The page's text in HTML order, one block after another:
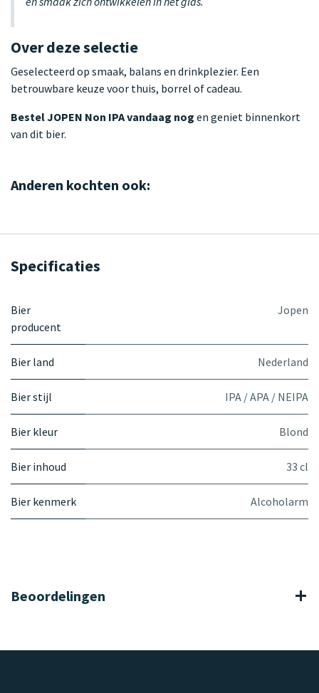
Over deze selectie
Geselecteerd op smaak, balans en drinkplezier. Een
betrouwbare keuze voor thuis, borrel of cadeau.
Bestel JOPEN Non IPA vandaag nog en geniet binnenkort
van dit bier.
Anderen kochten ook:
Specificaties
Bier
producent
Jopen
Bier land Nederland
Bier stijl IPA / APA / NEIPA
Bier kleur Blond
Bier inhoud 33 cl
Bier kenmerk Alcoholarm
Beoordelingen